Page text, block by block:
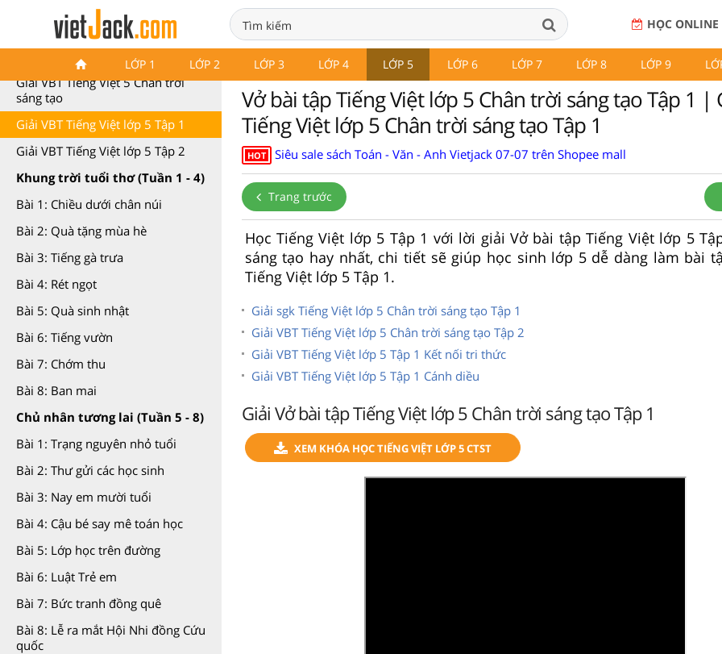
HỌC ONLINE
LỚP 1 LỚP 2 LỚP 3 LỚP 4 LỚP 5 LỚP 6 LỚP 7 LỚP 8 LỚP 9
Giải vở bài tập Tiếng Việt 5
Giải VBT Tiếng Việt 5 Chân trời
sáng tạo
Giải VBT Tiếng Việt lớp 5 Tập 1
Giải VBT Tiếng Việt lớp 5 Tập 2
Khung trời tuổi thơ (Tuần 1 - 4)
Bài 1: Chiều dưới chân núi
Bài 2: Quà tặng mùa hè
Bài 3: Tiếng gà trưa
Bài 4: Rét ngọt
Bài 5: Quà sinh nhật
Bài 6: Tiếng vườn
Bài 7: Chớm thu
Bài 8: Ban mai
Chủ nhân tương lai (Tuần 5 - 8)
Bài 1: Trạng nguyên nhỏ tuổi
Bài 2: Thư gửi các học sinh
Bài 3: Nay em mười tuổi
Bài 4: Cậu bé say mê toán học
Bài 5: Lớp học trên đường
Bài 6: Luật Trẻ em
Bài 7: Bức tranh đồng quê
Bài 8: Lễ ra mắt Hội Nhi đồng Cứu
quốc
Vở bài tập Tiếng Việt lớp 5 Chân trời sáng tạo Tập 1 |
Tiếng Việt lớp 5 Chân trời sáng tạo Tập 1
HOT Siêu sale sách Toán - Văn - Anh Vietjack 07-07 trên Shopee mall
Trang trước
Học Tiếng Việt lớp 5 Tập 1 với lời giải Vở bài tập Tiếng Việt lớp 5
sáng tạo hay nhất, chi tiết sẽ giúp học sinh lớp 5 dễ dàng làm bài
Tiếng Việt lớp 5 Tập 1.
Giải sgk Tiếng Việt lớp 5 Chân trời sáng tạo Tập 1
Giải VBT Tiếng Việt lớp 5 Chân trời sáng tạo Tập 2
Giải VBT Tiếng Việt lớp 5 Tập 1 Kết nối tri thức
Giải VBT Tiếng Việt lớp 5 Tập 1 Cánh diều
Giải Vở bài tập Tiếng Việt lớp 5 Chân trời sáng tạo Tập 1
XEM KHÓA HỌC TIẾNG VIỆT LỚP 5 CTST